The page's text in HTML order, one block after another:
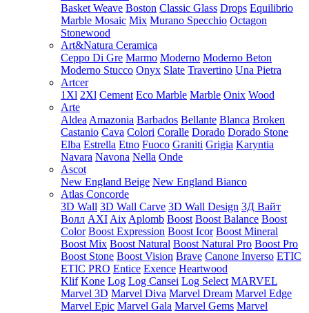
Basket Weave Boston Classic Glass Drops Equilibrio
Marble Mosaic Mix Murano Specchio Octagon
Stonewood
Art&Natura Ceramica
Ceppo Di Gre Marmo Moderno Moderno Beton
Moderno Stucco Onyx Slate Travertino Una Pietra
Artcer
1Xl 2Xl Cement Eco Marble Marble Onix Wood
Arte
Aldea Amazonia Barbados Bellante Blanca Broken
Castanio Cava Colori Coralle Dorado Dorado Stone
Elba Estrella Etno Fuoco Graniti Grigia Karyntia
Navara Navona Nella Onde
Ascot
New England Beige New England Bianco
Atlas Concorde
3D Wall 3D Wall Carve 3D Wall Design 3Д Вайт
Волл AXI Aix Aplomb Boost Boost Balance Boost
Color Boost Expression Boost Icor Boost Mineral
Boost Mix Boost Natural Boost Natural Pro Boost Pro
Boost Stone Boost Vision Brave Canone Inverso ETIC
ETIC PRO Entice Exence Heartwood
Klif Kone Log Log Cansei Log Select MARVEL
Marvel 3D Marvel Diva Marvel Dream Marvel Edge
Marvel Epic Marvel Gala Marvel Gems Marvel